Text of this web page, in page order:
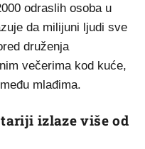
odraslih osoba u
da milijuni ljudi sve
druženja
večerima kod kuće,
mlađima.
izlaze više od